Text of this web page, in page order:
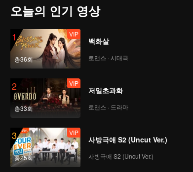
Ver.)
VIP
Under The Moon
Road(Moving Ver.)
VIP Super(Moving Ver.)
VIP
True Love(Moving
Ver.)
오늘의 인기 영상
1
총36회
VIP
백화살
로맨스 · 시대극
2
총33회
VIP
저일초과화
로맨스 · 드라마
3
총25회
VIP
사방극애 S2 (Uncut Ver.)
사방극애 S2 (Uncut Ver.)